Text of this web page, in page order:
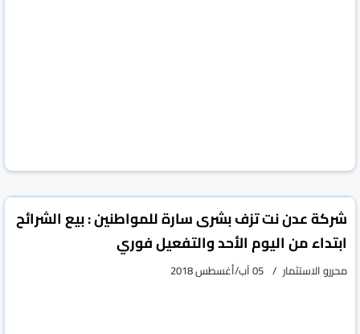
شركة عدن نت تزف بشرى سارة للمواطنين : بيع الشرائح
ابتداء من اليوم الأحد والتفعيل فوري
محررو الاستثمار 05 آب/أغسطس 2018